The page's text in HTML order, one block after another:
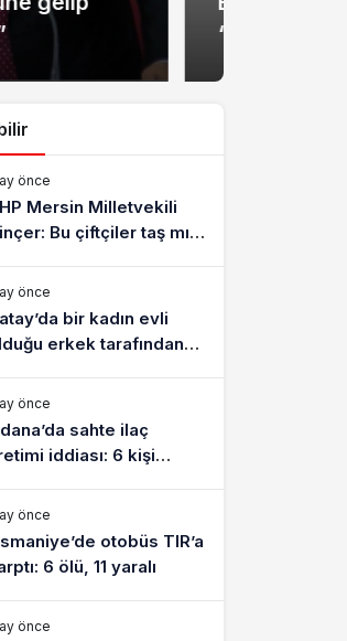
uyarısı
önce
Mersin Milletvekili
Bu çiftçiler taş mı
önce
bir kadın evli
erkek tarafından
önce
sahte ilaç
iddiası: 6 kişi
önce
otobüs TIR’a
6 ölü, 11 yaralı
önce